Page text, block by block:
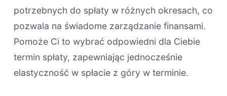
potrzebnych do spłaty w różnych okresach, co
pozwala na świadome zarządzanie finansami.
Pomoże Ci to wybrać odpowiedni dla Ciebie
termin spłaty, zapewniając jednocześnie
elastyczność w spłacie z góry w terminie.